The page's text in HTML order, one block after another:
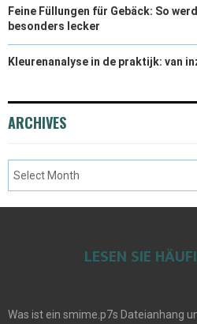
Feine Füllungen für Gebäck: So
besonders lecker
Kleurenanalyse in de praktijk: van
ARCHIVES
LESEN SIE
Was ist ein smime.p7s Dateianhang